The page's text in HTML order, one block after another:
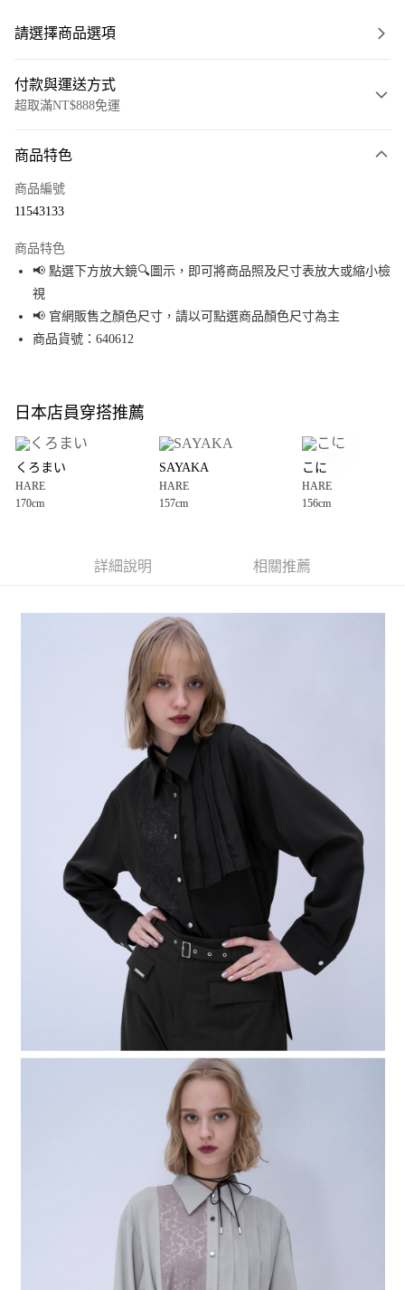
請選擇商品選項
付款與運送方式
超取滿NT$888免運
信用卡一次付款
Apple Pay
街口支付
悠遊付
全盈+PAY
大哥付你分期
【大哥付你分期使用說明】
1.本服務由台灣大哥大提供，台灣大哥大用戶可立即使用無須另外申請。
2.付款方式選擇「大哥付你分期」，訂單成立後會自動跳轉到大哥付的交易
3.實際核准額度、可分期數及費用金額請依後續交易確認頁面所載為準。
4.訂單成立30分鐘內，如未前往確認交易或遇審核未通過，訂單將自動取
1.分期款項不併入電信帳單，「大哥付你分期」於每月結算日後寄送繳費提
2.透過簡訊連結打開帳單後，可選擇「超商條碼／台灣大直營門市／銀行轉
帳／街口支付／iPASS MONEY」等通路繳費。
1.本服務係由「台灣大哥大股份有限公司」（以下簡稱本公司）所提供，讓
用戶於交易時，得透過本服務購買商品或服務，並由商店將買賣／分期付款
買賣價金債權讓與本公司後，依約使用本公司帳單繳交帳款。
2.基於同意付款使用「大哥付你分期」之契約關係目的，商店將以您的個人
資料（包含姓名、電話或地址）提供予台灣大哥大進項蒐集、處理及利用，
由本公司與您本人進行分期帳單所需資料之確認、核對及更正。
3.完整用戶服務條款，請詳閱以下連結：
https://oppay.tw/userRule
AFTEE先享後付
３．安心：先確認商品／服務後，再付款。
【「AFTEE先享後付」結帳流程】
１．於結帳方式選擇「AFTEE先享後付」後，將跳轉至「AFTEE先享後付」
結帳頁面，進行簡訊認證並確認金額後，即可完成結帳。
２．訂單成立數日內，您將收到繳費通知簡訊。
３．收到繳費通知簡訊後14天內，點擊此簡訊中的連結，可透過四大超商／
ATM／網路銀行／等多元方式進行付款，方視為交易完成。
※ 請注意：結帳手續完成當下不需立刻繳費，但若您需要取消訂單，請聯絡
購買商品的店家。未經商家同意取消之訂單仍視為有效，需透過AFTEE先享
※ 交易是否成功請以「AFTEE先享後付 」之結帳頁面顯示為準，若有關於
是否繳費成功／繳費後需取消欲退款等相關疑問，請聯繫「AFTEE先享後付
客戶支援中心」https://netprotections.freshdesk.com/support/home
【注意事項】
１．透過由恩沛科技股份有限公司提供之「AFTEE先享後付」服務完成之交
易，需依本服務之必要範圍內提供個人資料，並將交易相關給付款項請求債
權轉讓予恩沛科技股份有限公司。
２．關於個人資料處理事宜，請瀏覽以下網址：
https://aftee.tw/terms/#terms3
３．未成年的使用者請事先徵得法定代理人或監護人之同意方可使用
「AFTEE先享後付」，若未經同意申辦者引起之損失，本公司不負相關責
４．使用「AFTEE先享後付」時，將依據個別帳號之用戶狀況，依本公司即
時審查核予不同之上限額度；若仍有額度不足之情形，本公司將視審查結果
請求用戶進行身份認證。
５．嚴禁一人註冊多個帳號或使用他人資訊註冊。若發現惡意使用之情形，
恩沛科技股份有限公司將有權停止該用戶之使用額度並採取法律行動。
每筆NT$80，滿NT$888(含以上)免運費
每筆NT$80，滿NT$888(含以上)免運費
每筆NT$80，滿NT$1,500(含以上)免運費
每筆NT$80，滿NT$1,500(含以上)免運費
每筆NT$80，滿NT$1,500(含以上)免運費
商品特色
商品編號
11543133
商品特色
📢 點選下方放大鏡🔍圖示，即可將商品照及尺寸表放大或縮小檢
視
📢 官網販售之顏色尺寸，請以可點選商品顏色尺寸為主
商品貨號：640612
日本店員穿搭推薦
くろまい
HARE
170cm
SAYAKA
HARE
157cm
こに
HARE
156cm
詳細說明 相關推薦